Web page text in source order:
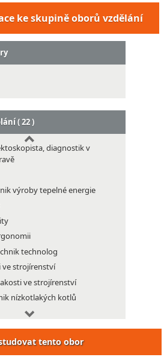
ke skupině oborů vzdělání
( 22 )
diagnostik v
výroby tepelné energie
technolog
ve strojírenství
ve strojírenství
nízkotlakých kotlů
přepravních nádob na plyny
vyhrazených kotlů
vyhrazených tlakových nádob
tento obor